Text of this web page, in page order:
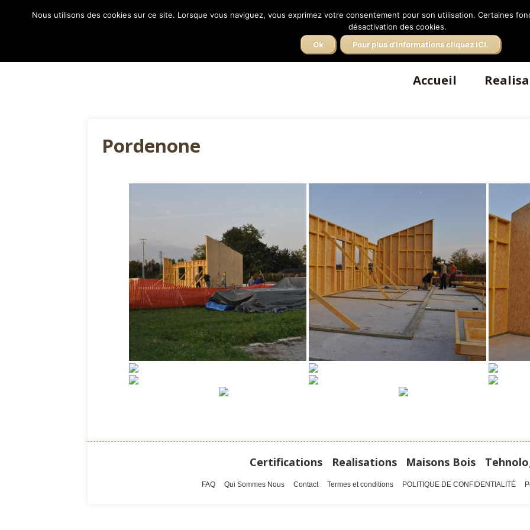
Accueil
Facebook
Pordenone
Certifications Realisations Maisons Bois
FAQ Qui Sommes Nous Contact Termes et conditions POLITIQUE DE CONFIDENTIALITÉ
Nous utilisons des cookies sur ce site. Lorsque vous naviguez, vous exprimez votre consentement pour son utilisation. Certaines
désactivation des cookies.
Ok
Pour plus d'informations cliquez ICI.